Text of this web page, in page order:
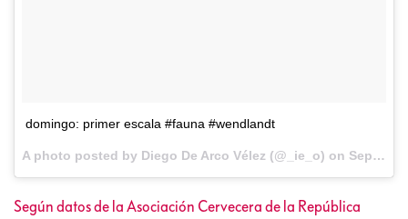
domingo: primer escala #fauna #wendlandt
A photo posted by Diego De Arco Vélez (@_ie_o) on Sep 5, 2016 at 5:17pm PDT
Según datos de la Asociación Cervecera de la República